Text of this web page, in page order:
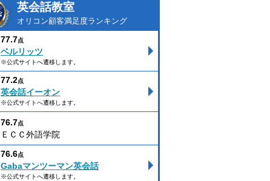
英会話教室
オリコン顧客満足度ランキング
77.7点
ベルリッツ
※公式サイトへ遷移します。
77.2点
英会話イーオン
※公式サイトへ遷移します。
76.7点
ＥＣＣ外語学院
76.6点
Gabaマンツーマン英会話
※公式サイトへ遷移します。